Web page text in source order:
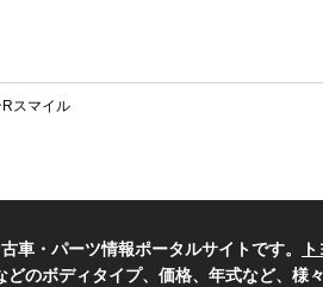
Rスマイル
車・パーツ情報ポータルサイトです。
どのボディタイプ、価格、年式など、様